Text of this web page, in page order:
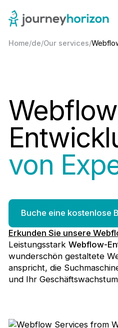
Home/de/Our services/
von
Buche eine kostenlose
Erkunden Sie unsere
Leistungsstark Webflow-
wunderschön gestaltete
anspricht, die
und Ihr